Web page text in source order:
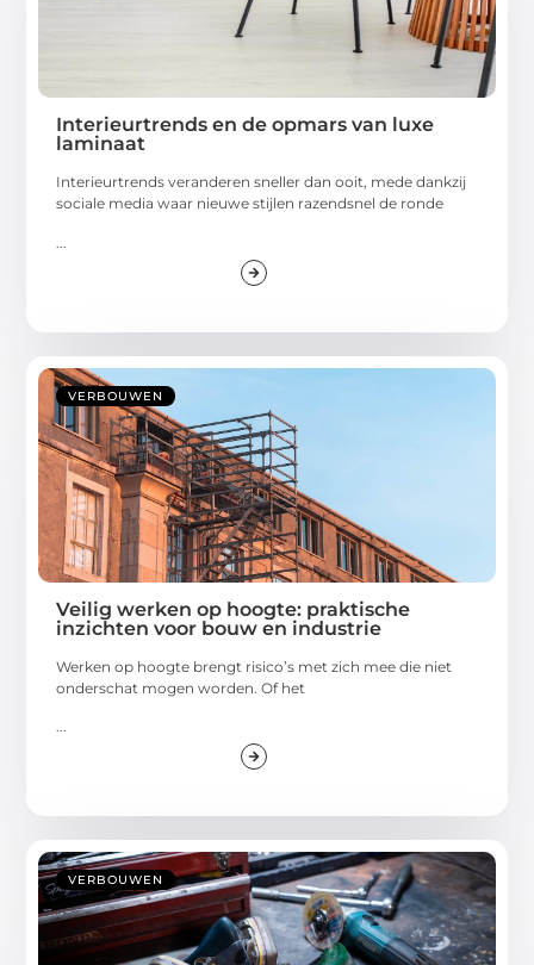
Interieurtrends en de opmars van luxe
laminaat
Interieurtrends veranderen sneller dan ooit, mede dankzij
sociale media waar nieuwe stijlen razendsnel de ronde
VERBOUWEN
Veilig werken op hoogte: praktische
inzichten voor bouw en industrie
Werken op hoogte brengt risico’s met zich mee die niet
onderschat mogen worden. Of het
...
VERBOUWEN